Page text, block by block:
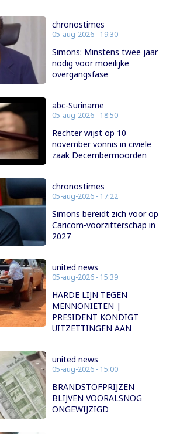
chronostimes
05-aug-2026 - 19:30
Simons: Minstens twee jaar
nodig voor moeilijke
overgangsfase
abc-Suriname
05-aug-2026 - 18:50
Rechter wijst op 10
november vonnis in civiele
zaak Decembermoorden
chronostimes
05-aug-2026 - 17:22
Simons bereidt zich voor op
Caricom-voorzitterschap in
2027
united news
05-aug-2026 - 15:39
HARDE LIJN TEGEN
MENNONIETEN |
PRESIDENT KONDIGT
UITZETTINGEN AAN
united news
05-aug-2026 - 15:00
BRANDSTOFPRIJZEN
BLIJVEN VOORALSNOG
ONGEWIJZIGD